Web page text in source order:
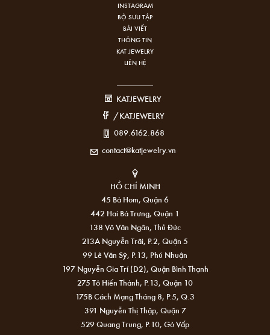
INSTAGRAM
BỘ SƯU TẬP
BÀI VIẾT
THÔNG TIN
KAT JEWELRY
LIÊN HỆ
KATJEWELRY
/KATJEWELRY
089.6162.868
contact@katjewelry.vn
HỒ CHÍ MINH
45 Bà Hom, Quận 6
442 Hai Bà Trưng, Quận 1
138 Võ Văn Ngân, Thủ Đức
213A Nguyễn Trãi, P.2, Quận 5
99 Lê Văn Sỹ, P.13, Phú Nhuận
197 Nguyễn Gia Trí (D2), Quận Bình Thạnh
275 Tô Hiến Thành, P.13, Quận 10
175B Cách Mạng Tháng 8, P.5, Q.3
391 Nguyễn Thị Thập, Quận 7
529 Quang Trung, P.10, Gò Vấp